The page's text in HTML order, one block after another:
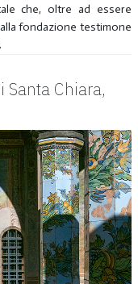
che, oltre ad essere
fondazione testimone
Chiara,